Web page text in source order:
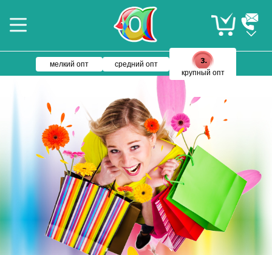
мелкий опт
средний опт
крупный опт